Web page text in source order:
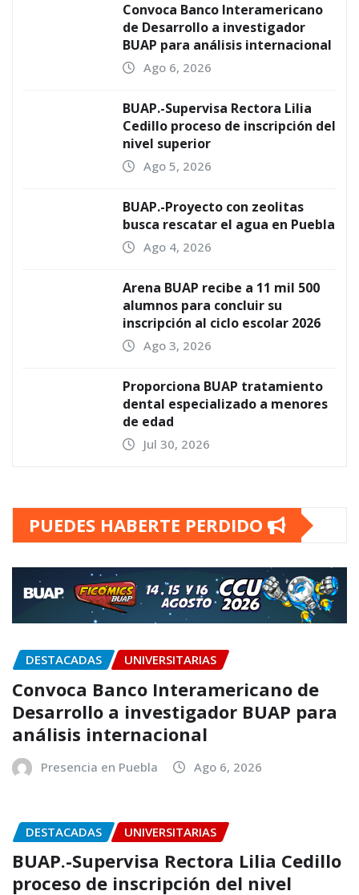
Convoca Banco Interamericano
de Desarrollo a investigador
BUAP para análisis internacional
Ago 6, 2026
BUAP.-Supervisa Rectora Lilia
Cedillo proceso de inscripción del
nivel superior
Ago 5, 2026
BUAP.-Proyecto con zeolitas
busca rescatar el agua en Puebla
Ago 4, 2026
Arena BUAP recibe a 11 mil 500
alumnos para concluir su
inscripción al ciclo escolar 2026
Ago 3, 2026
Proporciona BUAP tratamiento
dental especializado a menores
de edad
Jul 30, 2026
PUEDES HABERTE PERDIDO
DESTACADAS UNIVERSITARIAS
Convoca Banco Interamericano de
Desarrollo a investigador BUAP para
análisis internacional
Presencia en Puebla Ago 6, 2026
DESTACADAS UNIVERSITARIAS
BUAP.-Supervisa Rectora Lilia Cedillo
proceso de inscripción del nivel